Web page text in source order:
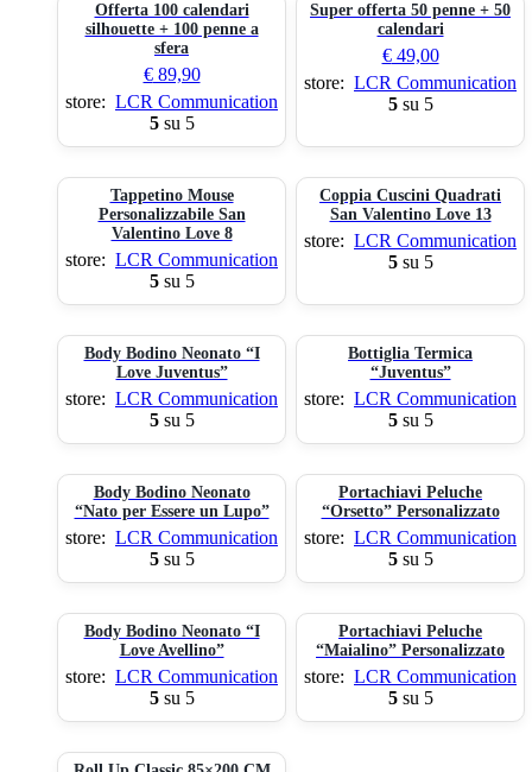
Offerta 100 calendari
silhouette + 100 penne a
sfera
€89,90
store: LCR Communication
5su 5
Super offerta 50 penne + 50
calendari
€49,00
store: LCR Communication
5su 5
Tappetino Mouse
Personalizzabile San
Valentino Love 8
store: LCR Communication
5su 5
Coppia Cuscini Quadrati
San Valentino Love 13
store: LCR Communication
5su 5
Body Bodino Neonato “I
Love Juventus”
store: LCR Communication
5su 5
Bottiglia Termica
“Juventus”
store: LCR Communication
5su 5
Body Bodino Neonato
“Nato per Essere un Lupo”
store: LCR Communication
5su 5
Portachiavi Peluche
“Orsetto” Personalizzato
store: LCR Communication
5su 5
Body Bodino Neonato “I
Love Avellino”
store: LCR Communication
5su 5
Portachiavi Peluche
“Maialino” Personalizzato
store: LCR Communication
5su 5